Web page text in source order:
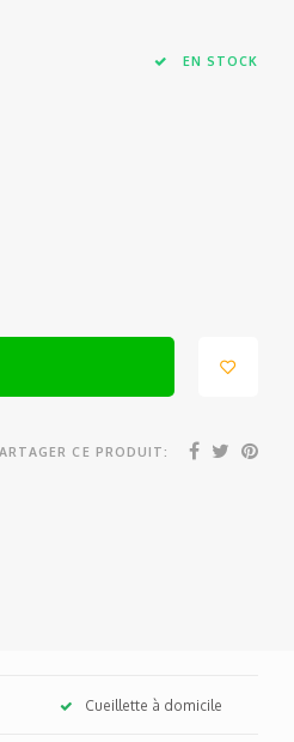
EN STOCK
CE PRODUIT:
Cueillette à domicile